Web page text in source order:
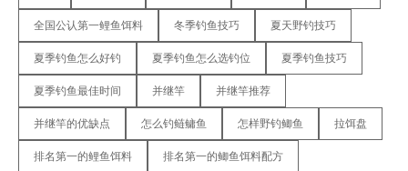
全国公认第一鲤鱼饵料 冬季钓鱼技巧 夏天野钓技巧
夏季钓鱼怎么好钓 夏季钓鱼怎么选钓位 夏季钓鱼技巧
夏季钓鱼最佳时间 并继竿 并继竿推荐
并继竿的优缺点 怎么钓鲢鳙鱼 怎样野钓鲫鱼 拉饵盘
排名第一的鲤鱼饵料 排名第一的鲫鱼饵料配方